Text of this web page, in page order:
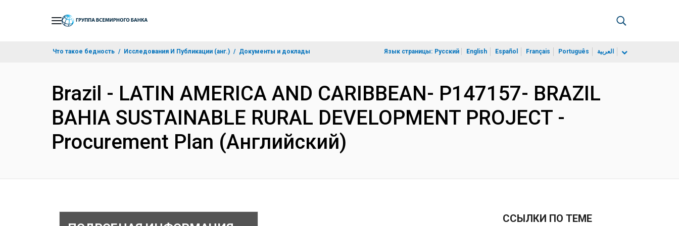
Что такое бедность Исследования И Публикации (анг.) Документы и доклады Язык страницы: Русский English Español Français Português العربية
Brazil - LATIN AMERICA AND CARIBBEAN- P147157- BRAZIL
BAHIA SUSTAINABLE RURAL DEVELOPMENT PROJECT -
Procurement Plan (Английский)
ССЫЛКИ ПО ТЕМЕ